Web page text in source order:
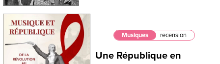
Musiques recension
Une République en